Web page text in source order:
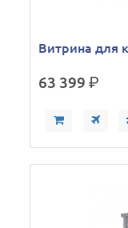
Витрина для
63 399р.